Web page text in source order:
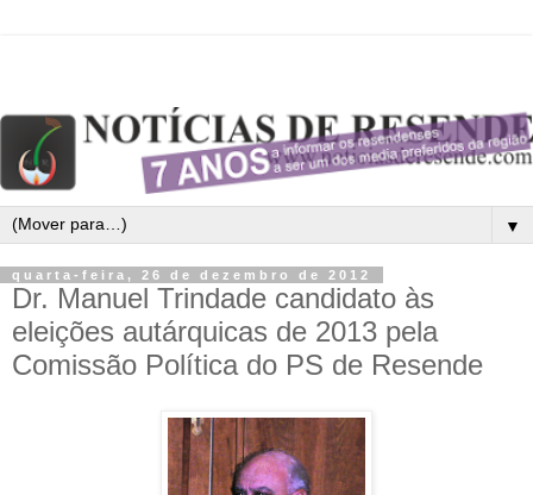
▼
quarta-feira, 26 de dezembro de 2012
Dr. Manuel Trindade candidato às
eleições autárquicas de 2013 pela
Comissão Política do PS de Resende